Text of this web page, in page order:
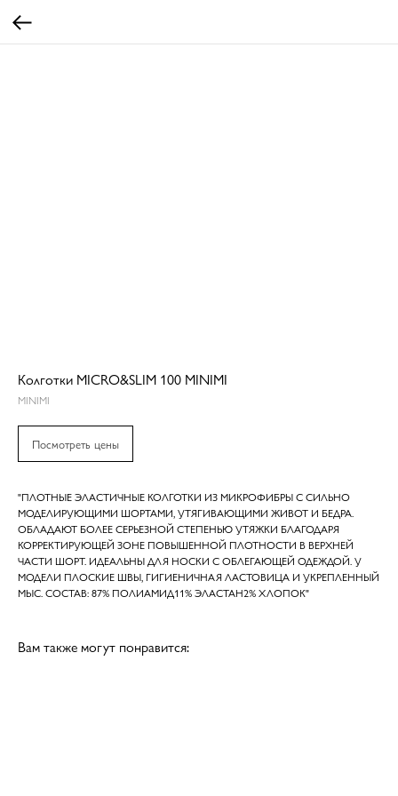
Колготки MICRO&SLIM 100 MINIMI
MINIMI
Посмотреть цены
"ПЛОТНЫЕ ЭЛАСТИЧНЫЕ КОЛГОТКИ ИЗ МИКРОФИБРЫ С СИЛЬНО
МОДЕЛИРУЮЩИМИ ШОРТАМИ, УТЯГИВАЮЩИМИ ЖИВОТ И БЕДРА.
ОБЛАДАЮТ БОЛЕЕ СЕРЬЕЗНОЙ СТЕПЕНЬЮ УТЯЖКИ БЛАГОДАРЯ
КОРРЕКТИРУЮЩЕЙ ЗОНЕ ПОВЫШЕННОЙ ПЛОТНОСТИ В ВЕРХНЕЙ
ЧАСТИ ШОРТ. ИДЕАЛЬНЫ ДЛЯ НОСКИ С ОБЛЕГАЮЩЕЙ ОДЕЖДОЙ. У
МОДЕЛИ ПЛОСКИЕ ШВЫ, ГИГИЕНИЧНАЯ ЛАСТОВИЦА И УКРЕПЛЕННЫЙ
МЫС. СОСТАВ: 87% ПОЛИАМИД11% ЭЛАСТАН2% ХЛОПОК"
Вам также могут понравится: